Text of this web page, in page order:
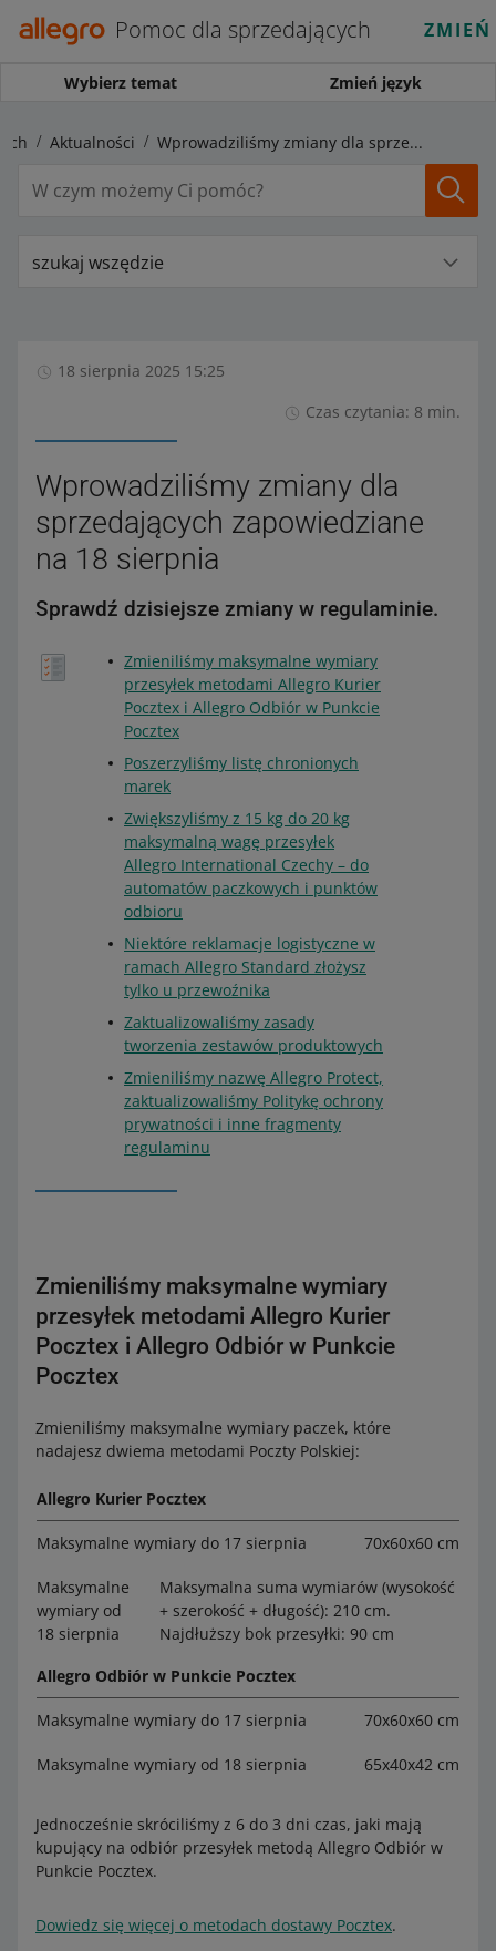
Pomoc dla sprzedających
Wybierz temat Zmień język
Aktualności Wprowadziliśmy zmiany dla sprzedających zapowiedziane na 18 sierpnia
szukaj wszędzie
18 sierpnia 2025 15:25
Czas czytania: 8 min.
Wprowadziliśmy zmiany dla
sprzedających zapowiedziane
na 18 sierpnia
Sprawdź dzisiejsze zmiany w regulaminie.
Zmieniliśmy maksymalne wymiary
przesyłek metodami Allegro Kurier
Pocztex i Allegro Odbiór w Punkcie
Pocztex
Poszerzyliśmy listę chronionych
marek
Zwiększyliśmy z 15 kg do 20 kg
maksymalną wagę przesyłek
Allegro International Czechy – do
automatów paczkowych i punktów
odbioru
Niektóre reklamacje logistyczne w
ramach Allegro Standard złożysz
tylko u przewoźnika
Zaktualizowaliśmy zasady
tworzenia zestawów produktowych
Zmieniliśmy nazwę Allegro Protect,
zaktualizowaliśmy Politykę ochrony
prywatności i inne fragmenty
regulaminu
Zmieniliśmy maksymalne wymiary
przesyłek metodami Allegro Kurier
Pocztex i Allegro Odbiór w Punkcie
Pocztex
Zmieniliśmy maksymalne wymiary paczek, które
nadajesz dwiema metodami Poczty Polskiej:
Allegro Kurier Pocztex
Maksymalne wymiary do 17 sierpnia 70x60x60 cm
Maksymalne
wymiary od
18 sierpnia
Maksymalna suma wymiarów (wysokość
+ szerokość + długość): 210 cm.
Najdłuższy bok przesyłki: 90 cm
Allegro Odbiór w Punkcie Pocztex
Maksymalne wymiary do 17 sierpnia 70x60x60 cm
Maksymalne wymiary od 18 sierpnia 65x40x42 cm
Jednocześnie skróciliśmy z 6 do 3 dni czas, jaki mają
kupujący na odbiór przesyłek metodą Allegro Odbiór w
Punkcie Pocztex.
Dowiedz się więcej o metodach dostawy Pocztex.